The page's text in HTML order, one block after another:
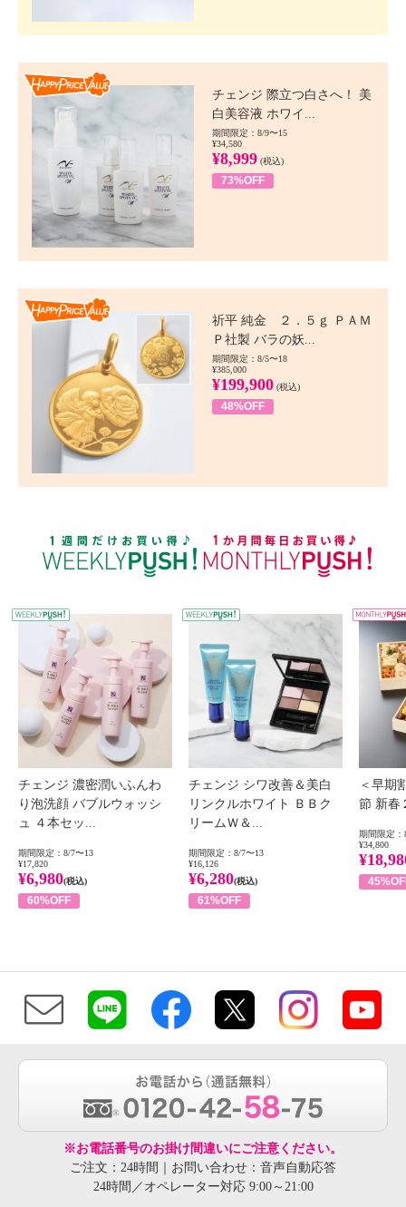
チェンジ 際立つ白さへ！ 美
白美容液 ホワイ...
期間限定：8/9〜15
¥34,580
¥8,999 (税込)
73%OFF
祈平 純金 ２．５ｇ ＰＡＭ
Ｐ社製 バラの妖...
期間限定：8/5〜18
¥385,000
¥199,900 (税込)
48%OFF
WEEKLY PUSH
チェンジ 濃密潤いふんわ
り泡洗顔 バブルウォッシ
ュ ４本セッ...
期間限定：8/7〜13
¥17,820
¥6,980(税込)
60%OFF
チェンジ シワ改善＆美白
リンクルホワイト ＢＢク
リームＷ＆...
期間限定：8/7〜13
¥16,126
¥6,280(税込)
61%OFF
＜早期
節 新春
期間限定：
¥34,800
※お電話番号のお掛け間違いにご注意ください。
ご注文：24時間｜お問い合わせ：音声自動応答
24時間／オペレーター対応 9:00～21:00